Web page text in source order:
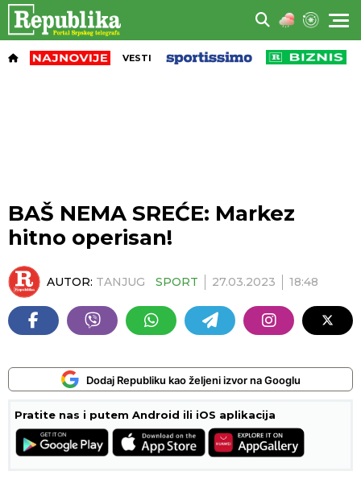
VESTI
BAŠ NEMA SREĆE: Markez
hitno operisan!
AUTOR: TANJUG SPORT 27.03.2023 18:48
Dodaj Republiku kao željeni izvor na Googlu
Pratite nas i putem Android ili iOS aplikacija